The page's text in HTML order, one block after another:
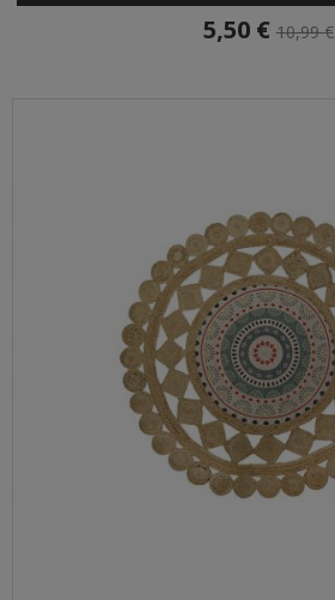
5,50 €10,99 €